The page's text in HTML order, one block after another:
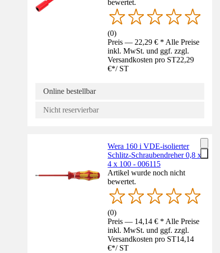
bewertet.
(0)
Preis — 22,29 € * Alle Preise
inkl. MwSt. und ggf. zzgl.
Versandkosten pro ST22,29
€*/ ST
Online bestellbar
Nicht reservierbar
Wera 160 i VDE-isolierter
Schlitz-Schraubendreher 0,8 x
4 x 100 - 006115
Artikel wurde noch nicht
bewertet.
(0)
Preis — 14,14 € * Alle Preise
inkl. MwSt. und ggf. zzgl.
Versandkosten pro ST14,14
€*/ ST